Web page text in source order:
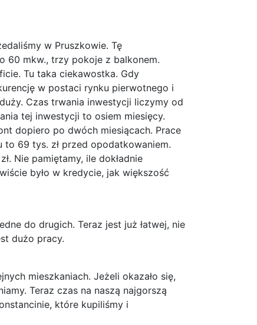
w Pruszkowie. Tę
60 mkw., trzy pokoje z balkonem.
Tu taka ciekawostka. Gdy
w postaci rynku pierwotnego i
Czas trwania inwestycji liczymy od
tej inwestycji to osiem miesięcy.
dopiero po dwóch miesiącach. Prace
to 69 tys. zł przed opodatkowaniem.
Nie pamiętamy, ile dokładnie
było w kredycie, jak większość
do drugich. Teraz jest już łatwej, nie
dużo pracy.
mieszkaniach. Jeżeli okazało się,
Teraz czas na naszą najgorszą
które kupiliśmy i